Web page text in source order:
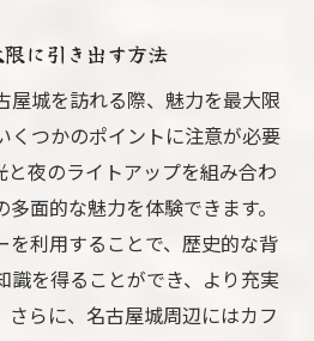
に引き出す方法
屋城を訪れる際、魅力を最大限
くつかのポイントに注意が必要
と夜のライトアップを組み合わ
面的な魅力を体験できます。
を利用することで、歴史的な背
識を得ることができ、より充実
さらに、名古屋城周辺にはカフ